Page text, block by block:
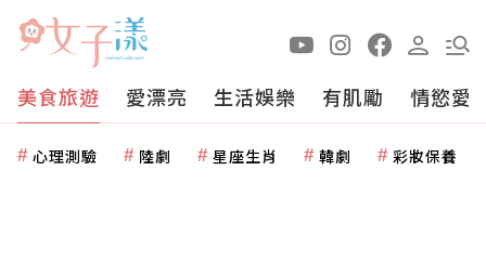
美食旅遊 愛漂亮 生活娛樂 有肌勵 情慾愛
心理測驗 陸劇 星座生肖 韓劇 彩妝保養